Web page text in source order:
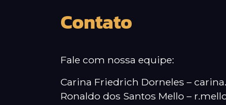
Contato
Fale com nossa equipe:
Carina Friedrich Dorneles –
Ronaldo dos Santos Mello –